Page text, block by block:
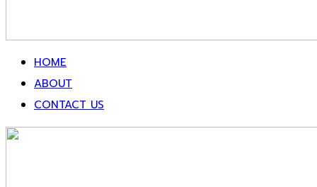
HOME
ABOUT
CONTACT US